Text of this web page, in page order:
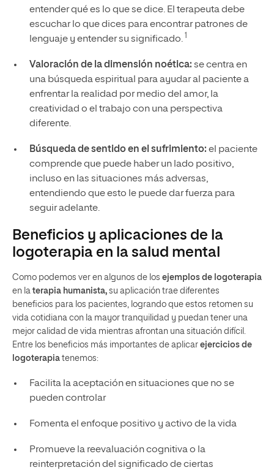
entender qué es lo que se dice. El terapeuta debe
escuchar lo que dices para encontrar patrones de
lenguaje y entender su significado. 1
Valoración de la dimensión noética: se centra en
una búsqueda espiritual para ayudar al paciente a
enfrentar la realidad por medio del amor, la
creatividad o el trabajo con una perspectiva
diferente.
Búsqueda de sentido en el sufrimiento: el paciente
comprende que puede haber un lado positivo,
incluso en las situaciones más adversas,
entendiendo que esto le puede dar fuerza para
seguir adelante.
Beneficios y aplicaciones de la
logoterapia en la salud mental
Como podemos ver en algunos de los ejemplos de logoterapia
en la terapia humanista, su aplicación trae diferentes
beneficios para los pacientes, logrando que estos retomen su
vida cotidiana con la mayor tranquilidad y puedan tener una
mejor calidad de vida mientras afrontan una situación difícil.
Entre los beneficios más importantes de aplicar ejercicios de
logoterapia tenemos:
Facilita la aceptación en situaciones que no se
pueden controlar
Fomenta el enfoque positivo y activo de la vida
Promueve la reevaluación cognitiva o la
reinterpretación del significado de ciertas